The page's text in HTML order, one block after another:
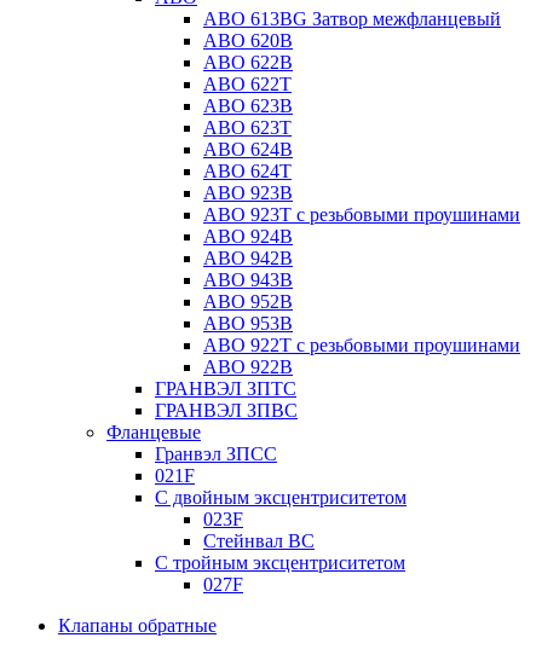
ABO 613BG Затвор межфланцевый
ABO 620B
ABO 622B
ABO 622T
ABO 623B
ABO 623T
ABO 624В
ABO 624Т
ABO 923B
ABO 923Т с резьбовыми проушинами
ABO 924B
ABO 942B
ABO 943B
ABO 952B
ABO 953B
ABO 922T с резьбовыми проушинами
ABO 922B
ГРАНВЭЛ ЗПТС
ГРАНВЭЛ ЗПВС
Фланцевые
Гранвэл ЗПСС
021F
С двойным эксцентриситетом
023F
Стейнвал BC
С тройным эксцентриситетом
027F
Клапаны обратные